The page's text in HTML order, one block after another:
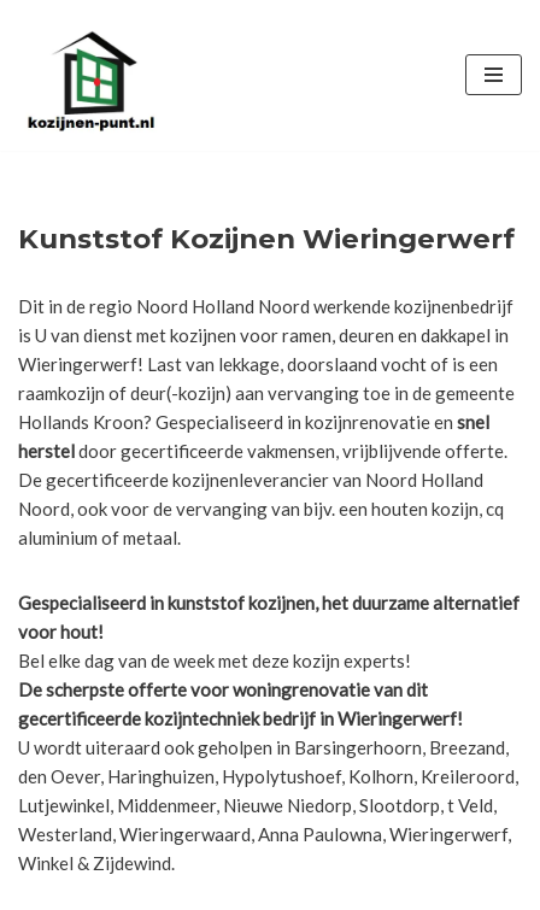
de
Kunststof Kozijnen Wieringerwerf
Dit in de regio Noord Holland Noord werkende kozijnenbedrijf
is U van dienst met kozijnen voor ramen, deuren en dakkapel in
Wieringerwerf! Last van lekkage, doorslaand vocht of is een
raamkozijn of deur(-kozijn) aan vervanging toe in de gemeente
Hollands Kroon? Gespecialiseerd in kozijnrenovatie en snel
hersteldoor gecertificeerde vakmensen, vrijblijvende offerte.
De gecertificeerde kozijnenleverancier van Noord Holland
Noord, ook voor de vervanging van bijv. een houten kozijn, cq
aluminium of metaal.
Gespecialiseerd in kunststof kozijnen, het duurzame alternatief
voor hout!
Bel elke dag van de week met deze kozijn experts!
De scherpsteofferte voor woningrenovatie van dit
gecertificeerde kozijntechniek bedrijf in Wieringerwerf!
U wordt uiteraard ook geholpen in Barsingerhoorn, Breezand,
den Oever, Haringhuizen, Hypolytushoef, Kolhorn, Kreileroord,
Lutjewinkel, Middenmeer, Nieuwe Niedorp, Slootdorp, t Veld,
Westerland, Wieringerwaard, Anna Paulowna, Wieringerwerf,
Winkel & Zijdewind.